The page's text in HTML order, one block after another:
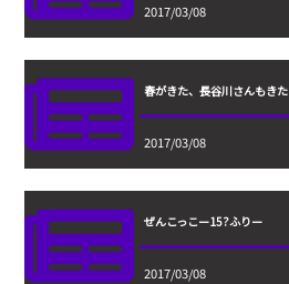
2017/03/08
春がきた、長谷川さんもきた
2017/03/08
ぜんこっこー15?ふりー
2017/03/08